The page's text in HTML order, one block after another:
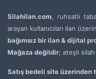
Silahilan.com, ruhsatlı
arayan kullanıcıları ilan
bağımsız bir ilan & dijital
Mağaza değildir; ateşli silah
Satış bedeli site üzerinden